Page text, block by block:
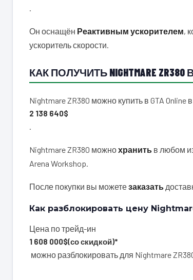
.
Он оснащён Реактивным ускорителем,
ускоритель скорости.
КАК ПОЛУЧИТЬ NIGHTMARE ZR380 В
Nightmare ZR380 можно купить в GTA Online
2 138 640$
.
Nightmare ZR380 можнохранить в любом
Arena Workshop.
После покупки вы можетезаказать
Как разблокировать цену
Цена по трейд-ин
1 608 000$(со скидкой)*
можно разблокировать для Nightmare